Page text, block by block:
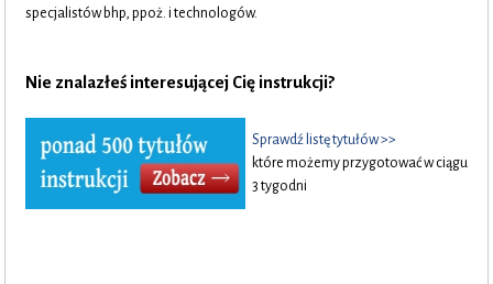
specjalistów bhp, ppoż. i technologów.
Nie znalazłeś interesującej Cię instrukcji?
Sprawdź listę tytułów >>
które możemy przygotować w ciągu
3 tygodni